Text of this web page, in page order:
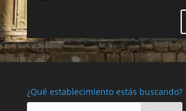
¿Qué establecimiento estás buscando?